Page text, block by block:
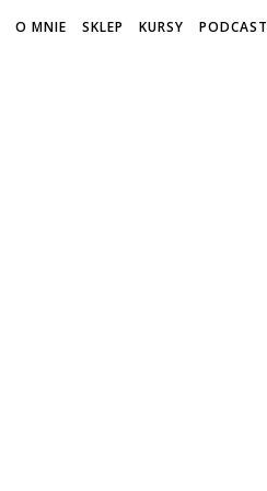
O MNIE SKLEP KURSY PODCAST